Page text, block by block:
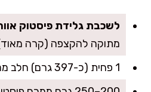
לשכבת גלידת פיסטוק
מתוקה להקצפה (קרה
1 פחית (כ-397 גרם) חלב מרוכז